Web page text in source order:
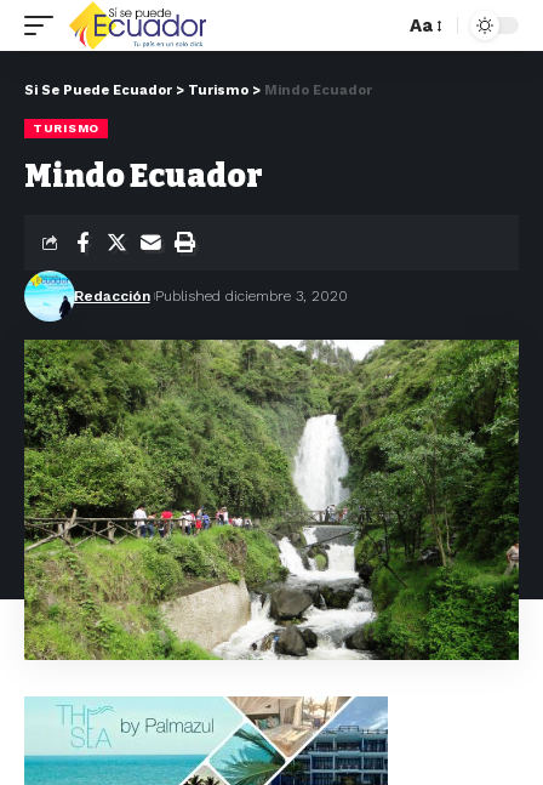
Aa
Si Se Puede Ecuador > Turismo > Mindo Ecuador
TURISMO
Mindo Ecuador
Redacción Published diciembre 3, 2020